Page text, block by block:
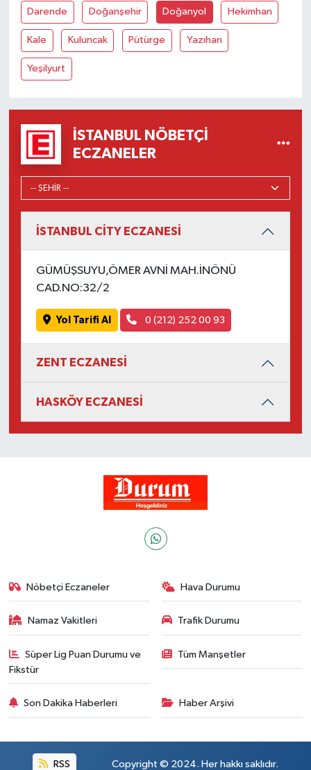
Darende Doğanşehir Doğanyol Hekimhan
Kale Kuluncak Pütürge Yazıhan
Yeşilyurt
İSTANBUL NÖBETÇI
ECZANELER
İSTANBUL CİTY ECZANESİ
GÜMÜŞSUYU,ÖMER AVNİ MAH.İNÖNÜ
CAD.NO:32/2
Yol Tarifi Al 0 (212) 252 00 93
ZENT ECZANESİ
HASKÖY ECZANESİ
Nöbetçi Eczaneler Hava Durumu
Namaz Vakitleri Trafik Durumu
Süper Lig Puan Durumu ve
Fikstür
Tüm Manşetler
Son Dakika Haberleri Haber Arşivi
RSS Copyright © 2024. Her hakkı saklıdır.